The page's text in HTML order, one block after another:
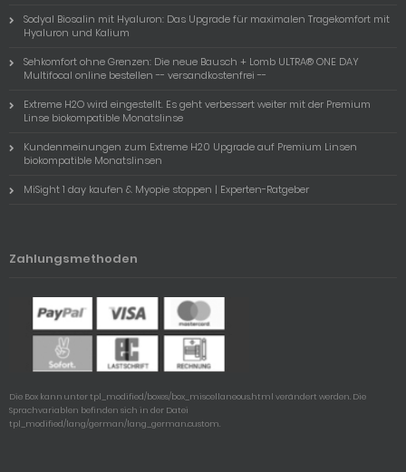
Sodyal Biosalin mit Hyaluron: Das Upgrade für maximalen Tragekomfort mit
Hyaluron und Kalium
Sehkomfort ohne Grenzen: Die neue Bausch + Lomb ULTRA® ONE DAY
Multifocal online bestellen -- versandkostenfrei --
Extreme H2O wird eingestellt. Es geht verbessert weiter mit der Premium
Linse biokompatible Monatslinse
Kundenmeinungen zum Extreme H20 Upgrade auf Premium Linsen
biokompatible Monatslinsen
MiSight 1 day kaufen & Myopie stoppen | Experten-Ratgeber
Zahlungsmethoden
Die Box kann unter tpl_modified/boxes/box_miscellaneous.html verändert werden. Die
Sprachvariablen befinden sich in der Datei
tpl_modified/lang/german/lang_german.custom.